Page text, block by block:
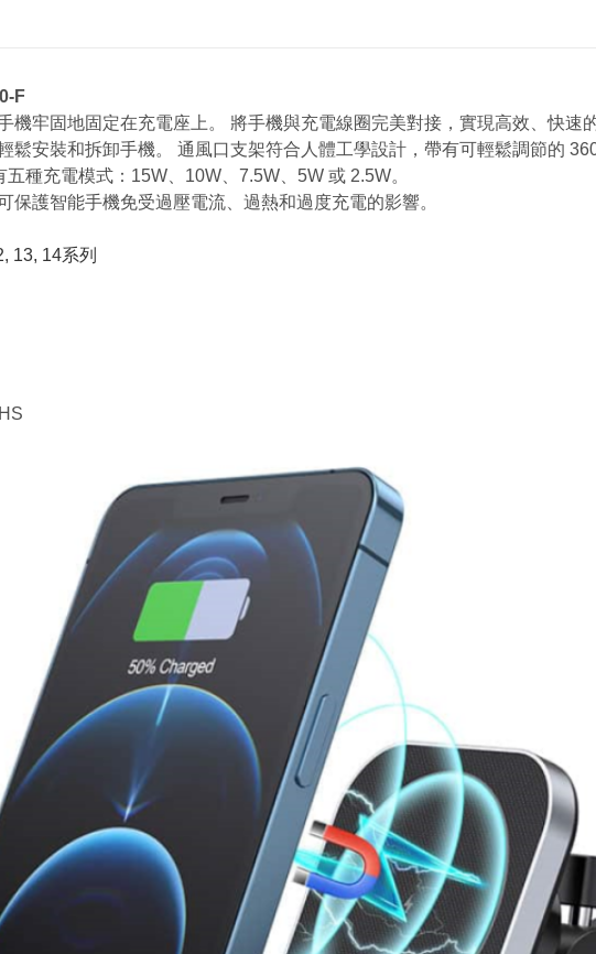
F
機牢固地固定在充電座上。 將手機與充電線圈完美對接，實現高效、快速
鬆安裝和拆卸手機。 通風口支架符合人體工學設計，帶有可輕鬆調節的
五種充電模式：15W、10W、7.5W、5W 或 2.5W。
保護智能手機免受過壓電流、過熱和過度充電的影響。
13, 14系列